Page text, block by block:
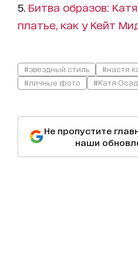
5. Битва образов:
платье, как у Кейт
#звездный стиль
#настя
#личные фото
#Катя
Не пропустите
наши